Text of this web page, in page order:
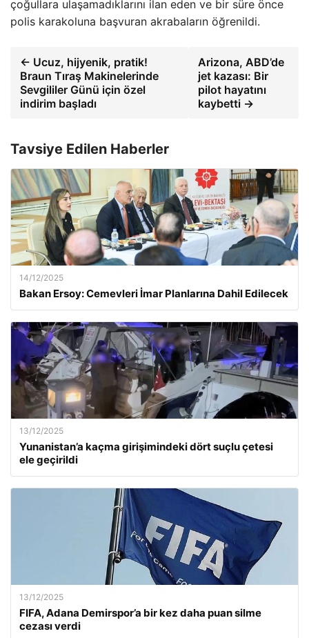
çoğullara ulaşamadıklarını ilan eden ve bir süre önce
polis karakoluna başvuran akrabaların öğrenildi.
← Ucuz, hijyenik, pratik!
Braun Tıraş Makinelerinde
Sevgililer Günü için özel
indirim başladı
Arizona, ABD’de
jet kazası: Bir
pilot hayatını
kaybetti →
Tavsiye Edilen Haberler
14/12/2025
Bakan Ersoy: Cemevleri İmar Planlarına Dahil Edilecek
13/12/2025
Yunanistan’a kaçma girişimindeki dört suçlu çetesi
ele geçirildi
13/12/2025
FIFA, Adana Demirspor’a bir kez daha puan silme
cezası verdi